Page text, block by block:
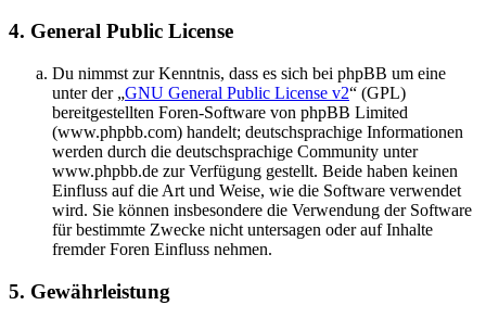
4. General Public License
Du nimmst zur Kenntnis, dass es sich bei phpBB um eine
unter der „GNU General Public License v2“ (GPL)
bereitgestellten Foren-Software von phpBB Limited
(www.phpbb.com) handelt; deutschsprachige Informationen
werden durch die deutschsprachige Community unter
www.phpbb.de zur Verfügung gestellt. Beide haben keinen
Einfluss auf die Art und Weise, wie die Software verwendet
wird. Sie können insbesondere die Verwendung der Software
für bestimmte Zwecke nicht untersagen oder auf Inhalte
fremder Foren Einfluss nehmen.
5. Gewährleistung